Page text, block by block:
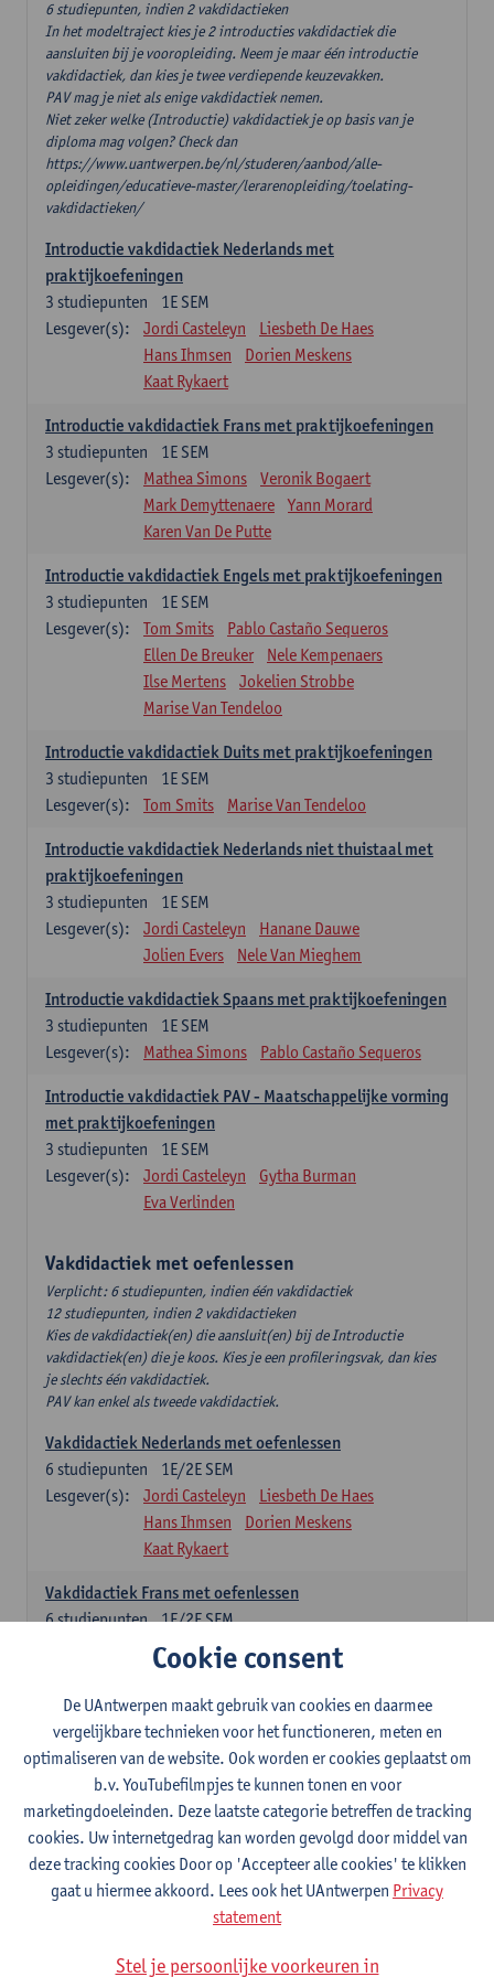
6 studiepunten, indien 2 vakdidactieken
In het modeltraject kies je 2 introducties vakdidactiek die
aansluiten bij je vooropleiding. Neem je maar één introductie
vakdidactiek, dan kies je twee verdiepende keuzevakken.
PAV mag je niet als enige vakdidactiek nemen.
Niet zeker welke (Introductie) vakdidactiek je op basis van je
diploma mag volgen? Check dan
https://www.uantwerpen.be/nl/studeren/aanbod/alle-
opleidingen/educatieve-master/lerarenopleiding/toelating-
vakdidactieken/
Introductie vakdidactiek Nederlands met
praktijkoefeningen
1E SEM
3 studiepunten
Lesgever(s):
Jordi Casteleyn
Liesbeth De Haes
Hans Ihmsen
Dorien Meskens
Kaat Rykaert
Introductie vakdidactiek Frans met praktijkoefeningen
1E SEM
3 studiepunten
Lesgever(s):
Mathea Simons
Veronik Bogaert
Mark Demyttenaere
Yann Morard
Karen Van De Putte
Introductie vakdidactiek Engels met praktijkoefeningen
1E SEM
3 studiepunten
Lesgever(s):
Tom Smits
Pablo Castaño Sequeros
Ellen De Breuker
Nele Kempenaers
Ilse Mertens
Jokelien Strobbe
Marise Van Tendeloo
Introductie vakdidactiek Duits met praktijkoefeningen
1E SEM
3 studiepunten
Lesgever(s):
Tom Smits Marise Van Tendeloo
Introductie vakdidactiek Nederlands niet thuistaal met
praktijkoefeningen
1E SEM
3 studiepunten
Lesgever(s):
Jordi Casteleyn
Hanane Dauwe
Jolien Evers
Nele Van Mieghem
Introductie vakdidactiek Spaans met praktijkoefeningen
1E SEM
3 studiepunten
Lesgever(s):
Mathea Simons Pablo Castaño Sequeros
Introductie vakdidactiek PAV - Maatschappelijke vorming
met praktijkoefeningen
1E SEM
3 studiepunten
Lesgever(s):
Jordi Casteleyn
Gytha Burman
Eva Verlinden
Vakdidactiek met oefenlessen
Verplicht: 6 studiepunten, indien één vakdidactiek
12 studiepunten, indien 2 vakdidactieken
Kies de vakdidactiek(en) die aansluit(en) bij de Introductie
vakdidactiek(en) die je koos. Kies je een profileringsvak, dan kies
je slechts één vakdidactiek.
PAV kan enkel als tweede vakdidactiek.
Vakdidactiek Nederlands met oefenlessen
1E/2E SEM
6 studiepunten
Lesgever(s):
Jordi Casteleyn
Liesbeth De Haes
Hans Ihmsen
Dorien Meskens
Kaat Rykaert
Vakdidactiek Frans met oefenlessen
1E/2E SEM
6studiepunten
Mathea Simons
Veronik Bogaert
Mark Demyttenaere
Yann Morard
Karen Van De Putte
Vakdidactiek Engels met oefenlessen
1E/2E SEM
6studiepunten
Lesgever(s):
Tom Smits
Ellen De Breuker
Nele Kempenaers
Joke Prinsen
Vakdidactiek Duits met oefenlessen
1E/2E SEM
6studiepunten
Tom Smits Marise Van Tendeloo
Vakdidactiek Nederlands niet-thuistaal met oefenlessen
Cookie consent
De UAntwerpen maakt gebruik van cookies en daarmee
vergelijkbare technieken voor het functioneren, meten en
optimaliseren van de website. Ook worden er cookies geplaatst om
b.v. YouTubefilmpjes te kunnen tonen en voor
marketingdoeleinden. Deze laatste categorie betreffen de tracking
cookies. Uw internetgedrag kan worden gevolgd door middel van
deze tracking cookies Door op 'Accepteer alle cookies' te klikken
gaat u hiermee akkoord. Lees ook het UAntwerpen Privacy
statement
Stel je persoonlijke voorkeuren in